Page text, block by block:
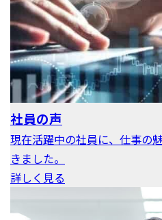
社員の声
現在活躍中の社員に、仕事の
きました。
詳しく見る